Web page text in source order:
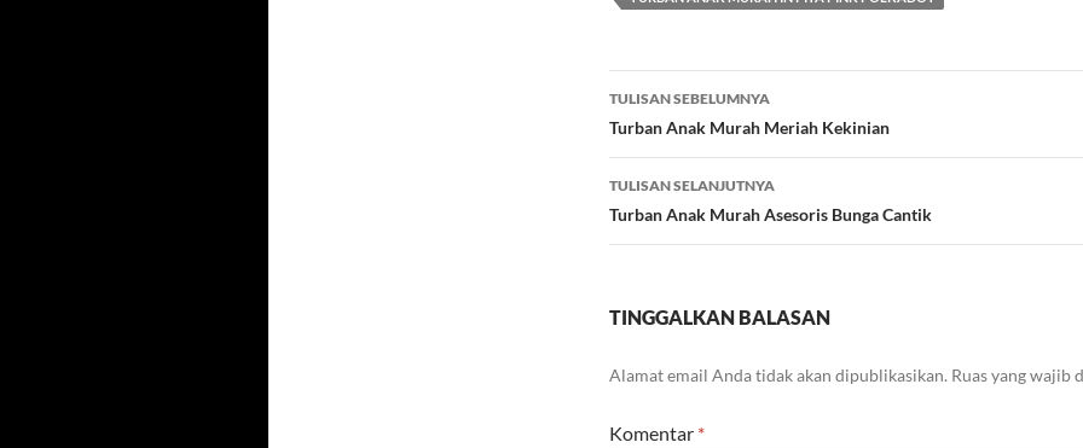
Navigasi
Tulisan
TULISAN SEBELUMNYA
Turban Anak Murah Meriah Kekinian
TULISAN SELANJUTNYA
Turban Anak Murah Asesoris Bunga Cantik
TINGGALKAN BALASAN
Alamat email Anda tidak akan dipublikasikan. Ruas yang wajib
Komentar *